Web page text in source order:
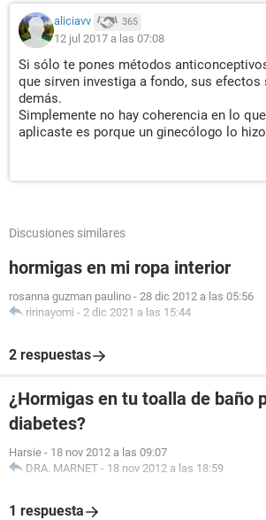
aliciavv 365
12 jul 2017 a las 07:08
Si sólo te pones métodos
que sirven investiga a fondo, sus efectos
demás.
Simplemente no hay coherencia en lo
aplicaste es porque un ginecólogo lo
Discusiones similares
hormigas en mi ropa interior
rosanna guzman paulino - 28 dic 2012 a las 05:56
ririnayomi - 2 dic 2021 a las 15:44
2 respuestas
¿Hormigas en tu toalla de baño
diabetes?
Harsie - 18 nov 2012 a las 09:07
DRA. MARNET - 18 nov 2012 a las 18:59
1 respuesta